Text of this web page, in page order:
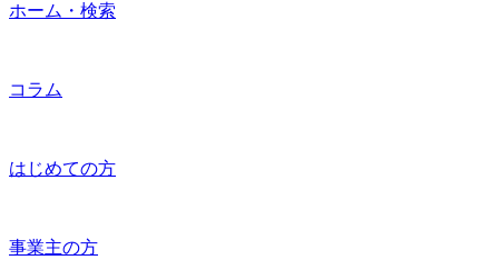
ホーム・検索
コラム
はじめての方
事業主の方